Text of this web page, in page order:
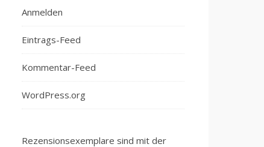
Anmelden
Eintrags-Feed
Kommentar-Feed
WordPress.org
Rezensionsexemplare sind mit der